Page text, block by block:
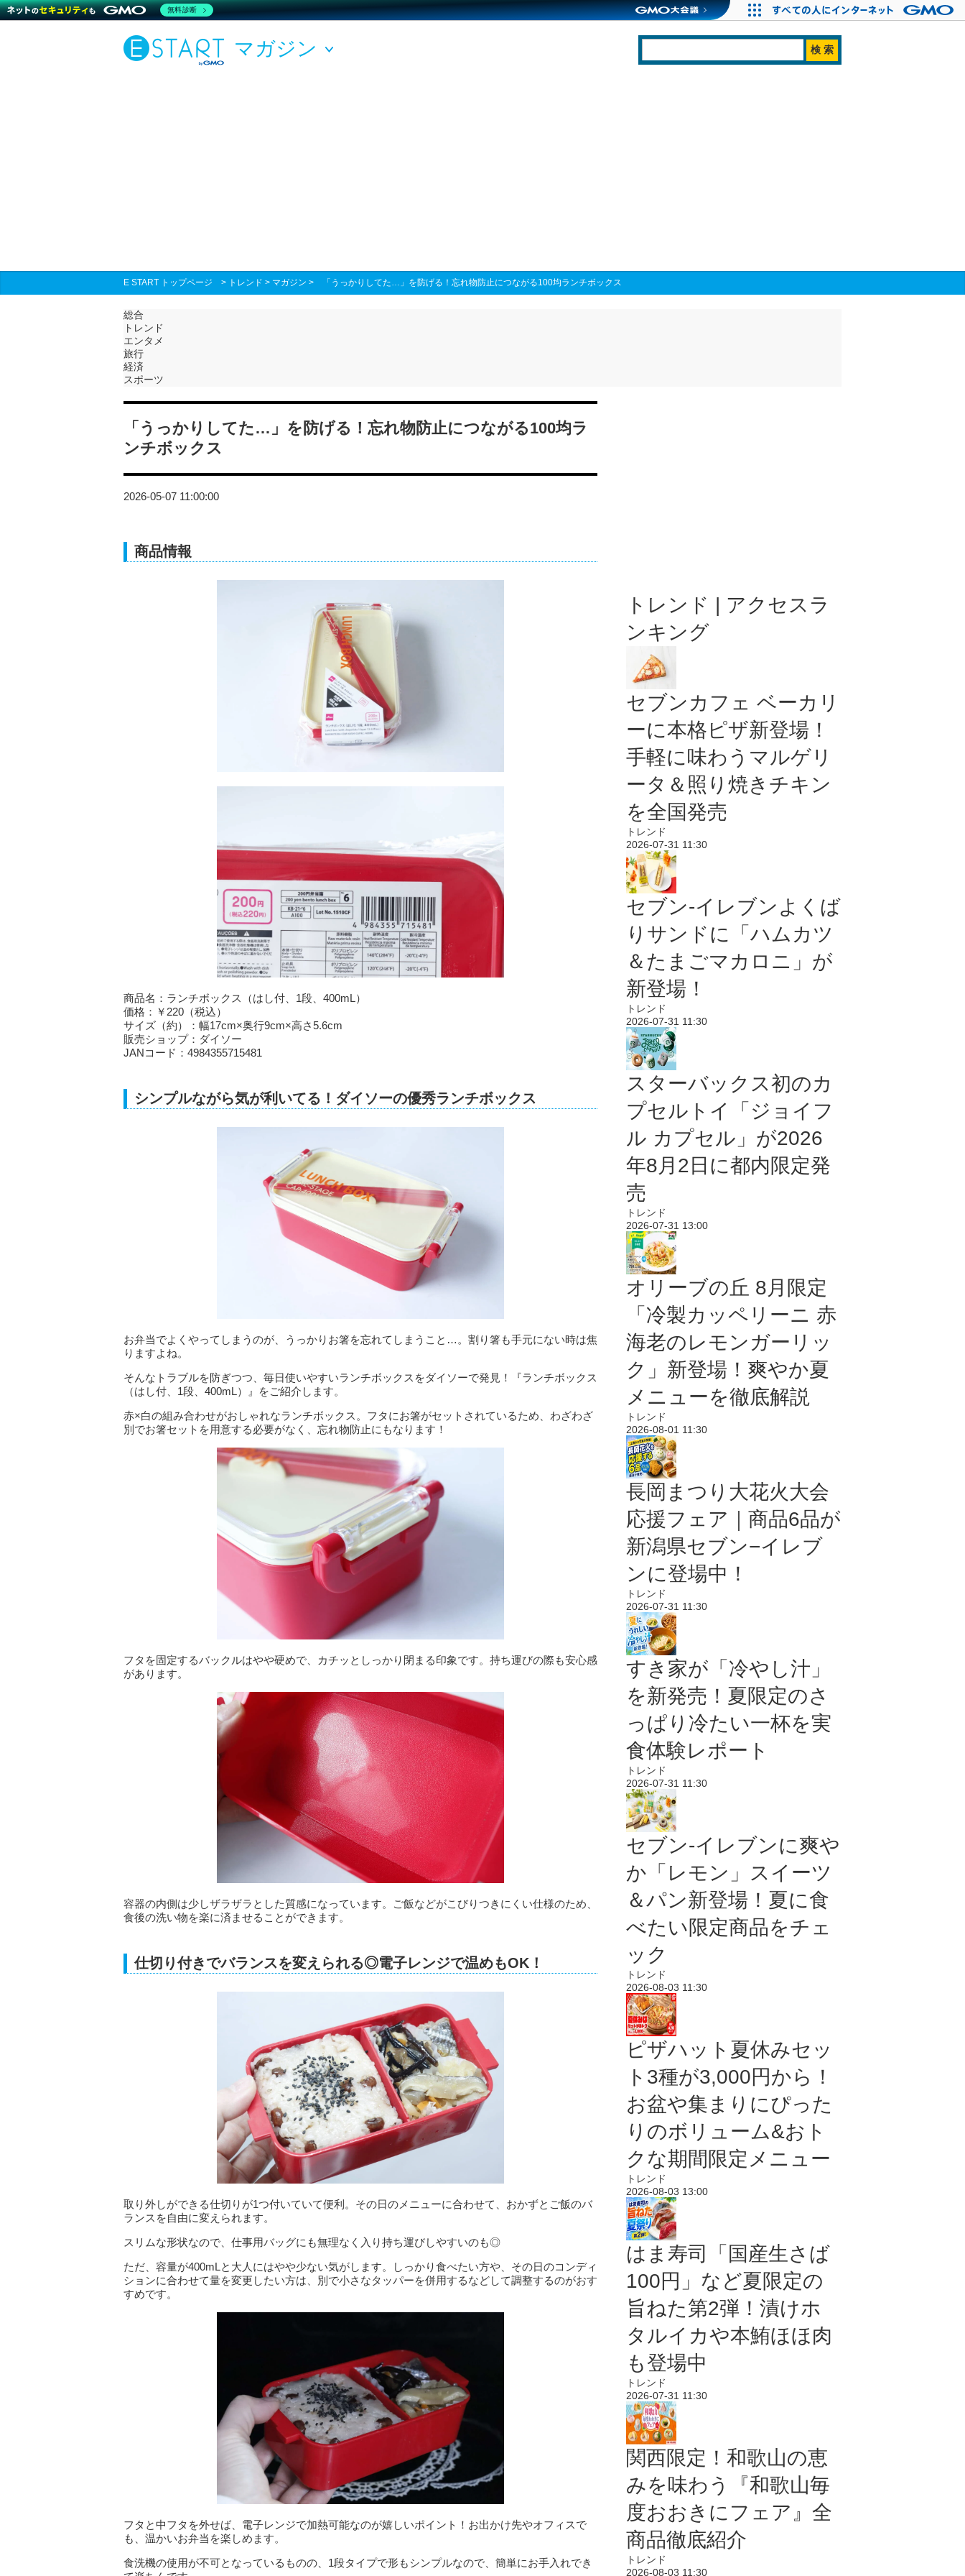
マガジン
E START トップページ > トレンド > マガジン > 「うっかりしてた…」を防げる！忘れ物防止につながる100均ランチボックス
総合
トレンド
エンタメ
旅行
経済
スポーツ
「うっかりしてた…」を防げる！忘れ物防止につながる100均ラ
ンチボックス
2026-05-07 11:00:00
商品情報
商品名：ランチボックス（はし付、1段、400mL）
価格：￥220（税込）
サイズ（約）：幅17cm×奥行9cm×高さ5.6cm
販売ショップ：ダイソー
JANコード：4984355715481
シンプルながら気が利いてる！ダイソーの優秀ランチボックス
お弁当でよくやってしまうのが、うっかりお箸を忘れてしまうこと…。割り箸も手元にない時は焦
りますよね。
そんなトラブルを防ぎつつ、毎日使いやすいランチボックスをダイソーで発見！『ランチボックス
（はし付、1段、400mL）』をご紹介します。
赤×白の組み合わせがおしゃれなランチボックス。フタにお箸がセットされているため、わざわざ
別でお箸セットを用意する必要がなく、忘れ物防止にもなります！
フタを固定するバックルはやや硬めで、カチッとしっかり閉まる印象です。持ち運びの際も安心感
があります。
容器の内側は少しザラザラとした質感になっています。ご飯などがこびりつきにくい仕様のため、
食後の洗い物を楽に済ませることができます。
仕切り付きでバランスを変えられる◎電子レンジで温めもOK！
取り外しができる仕切りが1つ付いていて便利。その日のメニューに合わせて、おかずとご飯のバ
ランスを自由に変えられます。
スリムな形状なので、仕事用バッグにも無理なく入り持ち運びしやすいのも◎
ただ、容量が400mLと大人にはやや少ない気がします。しっかり食べたい方や、その日のコンディ
ションに合わせて量を変更したい方は、別で小さなタッパーを併用するなどして調整するのがおす
すめです。
フタと中フタを外せば、電子レンジで加熱可能なのが嬉しいポイント！お出かけ先やオフィスで
も、温かいお弁当を楽しめます。
食洗機の使用が不可となっているものの、1段タイプで形もシンプルなので、簡単にお手入れでき
トレンド | アクセスラ
ンキング
セブンカフェ ベーカリ
ーに本格ピザ新登場！
手軽に味わうマルゲリ
ータ＆照り焼きチキン
を全国発売
トレンド
2026-07-31 11:30
セブン‐イレブンよくば
りサンドに「ハムカツ
＆たまごマカロニ」が
新登場！
トレンド
2026-07-31 11:30
スターバックス初のカ
プセルトイ「ジョイフ
ル カプセル」が2026
年8月2日に都内限定発
売
トレンド
2026-07-31 13:00
オリーブの丘 8月限定
「冷製カッペリーニ 赤
海老のレモンガーリッ
ク」新登場！爽やか夏
メニューを徹底解説
トレンド
2026-08-01 11:30
長岡まつり大花火大会
応援フェア｜商品6品が
新潟県セブン−イレブ
ンに登場中！
トレンド
2026-07-31 11:30
すき家が「冷やし汁」
を新発売！夏限定のさ
っぱり冷たい一杯を実
食体験レポート
トレンド
2026-07-31 11:30
セブン‐イレブンに爽や
か「レモン」スイーツ
＆パン新登場！夏に食
べたい限定商品をチェ
ック
トレンド
2026-08-03 11:30
ピザハット夏休みセッ
ト3種が3,000円から！
お盆や集まりにぴった
りのボリューム&おト
クな期間限定メニュー
トレンド
2026-08-03 13:00
はま寿司「国産生さば
100円」など夏限定の
旨ねた第2弾！漬けホ
タルイカや本鮪ほほ肉
も登場中
トレンド
2026-07-31 11:30
関西限定！和歌山の恵
みを味わう『和歌山毎
度おおきにフェア』全
商品徹底紹介
トレンド
2026-08-03 11:30
無料診断